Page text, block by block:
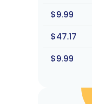
$9.99
$47.17
$9.99